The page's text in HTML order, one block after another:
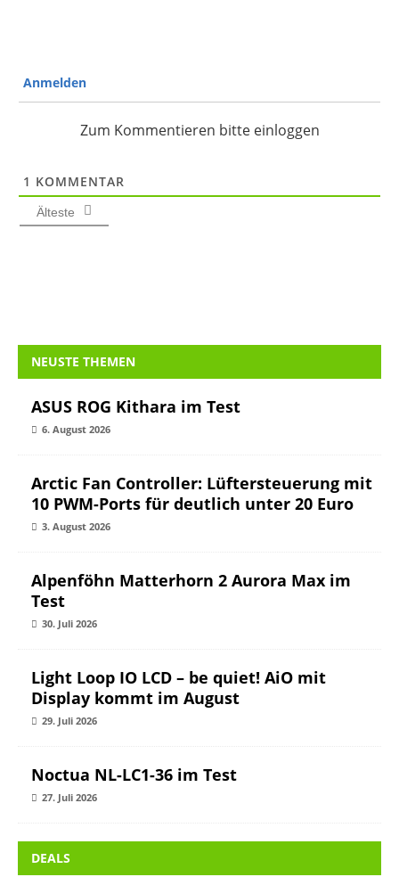
Anmelden
Zum Kommentieren bitte einloggen
1 KOMMENTAR
Älteste
NEUSTE THEMEN
ASUS ROG Kithara im Test
6. August 2026
Arctic Fan Controller: Lüftersteuerung mit
10 PWM-Ports für deutlich unter 20 Euro
3. August 2026
Alpenföhn Matterhorn 2 Aurora Max im
Test
30. Juli 2026
Light Loop IO LCD – be quiet! AiO mit
Display kommt im August
29. Juli 2026
Noctua NL-LC1-36 im Test
27. Juli 2026
DEALS